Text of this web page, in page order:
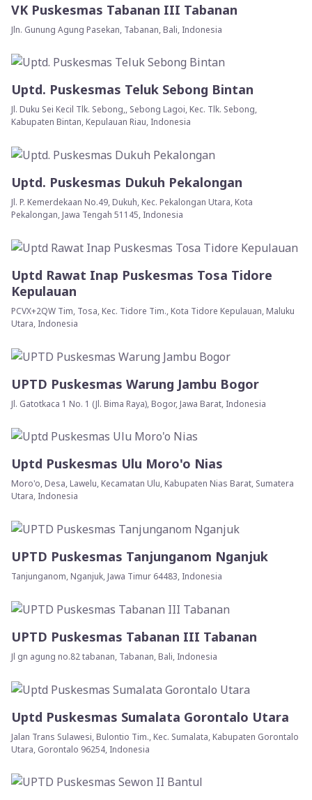
VK Puskesmas Tabanan III Tabanan
Jln. Gunung Agung Pasekan, Tabanan, Bali, Indonesia
Uptd. Puskesmas Teluk Sebong Bintan
Jl. Duku Sei Kecil Tlk. Sebong,, Sebong Lagoi, Kec. Tlk. Sebong,
Kabupaten Bintan, Kepulauan Riau, Indonesia
Uptd. Puskesmas Dukuh Pekalongan
Jl. P. Kemerdekaan No.49, Dukuh, Kec. Pekalongan Utara, Kota
Pekalongan, Jawa Tengah 51145, Indonesia
Uptd Rawat Inap Puskesmas Tosa Tidore
Kepulauan
PCVX+2QW Tim, Tosa, Kec. Tidore Tim., Kota Tidore Kepulauan, Maluku
Utara, Indonesia
UPTD Puskesmas Warung Jambu Bogor
Jl. Gatotkaca 1 No. 1 (Jl. Bima Raya), Bogor, Jawa Barat, Indonesia
Uptd Puskesmas Ulu Moro'o Nias
Moro'o, Desa, Lawelu, Kecamatan Ulu, Kabupaten Nias Barat, Sumatera
Utara, Indonesia
UPTD Puskesmas Tanjunganom Nganjuk
Tanjunganom, Nganjuk, Jawa Timur 64483, Indonesia
UPTD Puskesmas Tabanan III Tabanan
Jl gn agung no.82 tabanan, Tabanan, Bali, Indonesia
Uptd Puskesmas Sumalata Gorontalo Utara
Jalan Trans Sulawesi, Bulontio Tim., Kec. Sumalata, Kabupaten Gorontalo
Utara, Gorontalo 96254, Indonesia